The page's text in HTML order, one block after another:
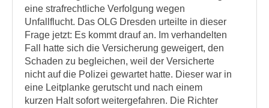
eine strafrechtliche Verfolgung wegen
Unfallflucht. Das OLG Dresden urteilte in dieser
Frage jetzt: Es kommt drauf an. Im verhandelten
Fall hatte sich die Versicherung geweigert, den
Schaden zu begleichen, weil der Versicherte
nicht auf die Polizei gewartet hatte. Dieser war in
eine Leitplanke gerutscht und nach einem
kurzen Halt sofort weitergefahren. Die Richter